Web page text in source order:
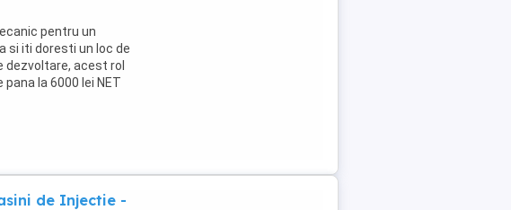
pentru un
si iti doresti un loc de
dezvoltare, acest rol
la 6000 lei NET
de Injectie -